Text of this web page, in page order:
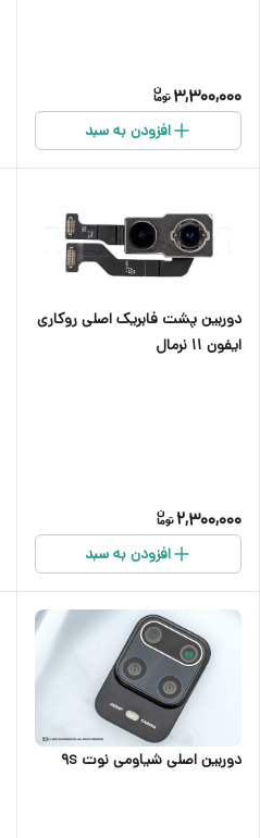
3,300,000
افزودن به سبد
دوربین پشت فابریک اصلی روکاری
ایفون ۱۱ نرمال
2,300,000
افزودن به سبد
دوربین اصلی شیاومی نوت 9s